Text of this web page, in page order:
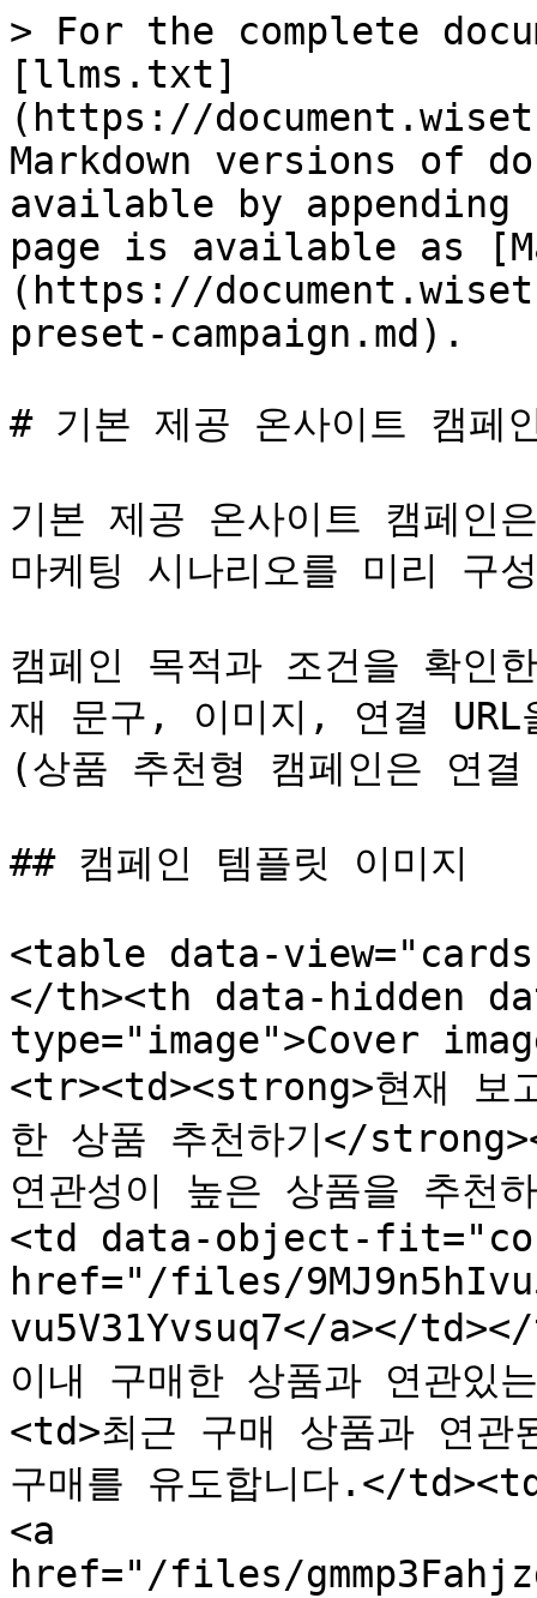
> For the complete
[llms.txt]
(https://
Markdown versions of
available by
page is available as
(https://
preset-campaign.md).
# 기본 제공 온사이트 캠페
기본 제공 온사이트 캠페인
마케팅 시나리오를 미리 구
캠페인 목적과 조건을 확인
재 문구, 이미지, 연결
(상품 추천형 캠페인은 연
## 캠페인 템플릿 이미지
<table data-
</th><th data-hidden
type="image">Cover
<tr><td><strong>현재 보
한 상품 추천하기</
연관성이 높은 상품을 추천
<td data-object-
href="/files/
vu5V31Yvsuq7</a></
이내 구매한 상품과 연관
<td>최근 구매 상품과 연관
구매를 유도합니다.</
<a
href="/files/